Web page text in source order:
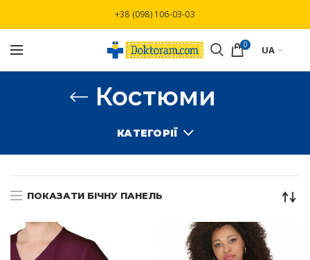
+38 (098) 106-03-03
0 UA
Костюми
КАТЕГОРІЇ
ПОКАЗАТИ БІЧНУ ПАНЕЛЬ
Безкоштовна доставка при замовлені від